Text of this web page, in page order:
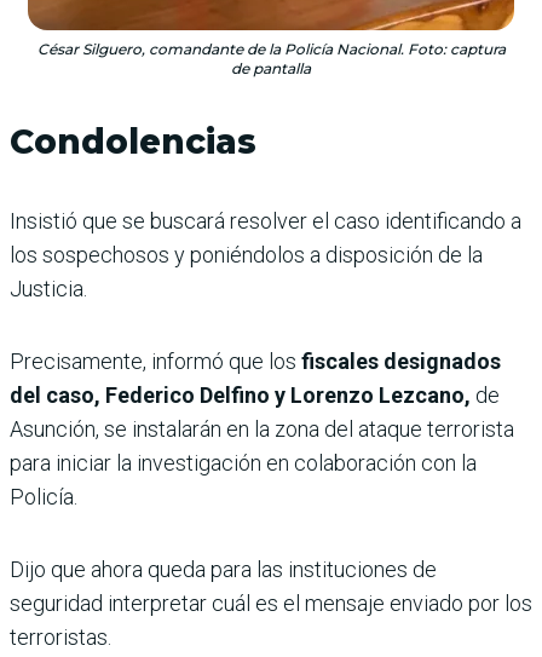
César Silguero, comandante de la Policía Nacional. Foto: captura
de pantalla
Condolencias
Insistió que se buscará resolver el caso identificando a
los sospechosos y poniéndolos a disposición de la
Justicia.
Precisamente, informó que los fiscales designados
del caso, Federico Delfino y Lorenzo Lezcano, de
Asunción, se instalarán en la zona del ataque terrorista
para iniciar la investigación en colaboración con la
Policía.
Dijo que ahora queda para las instituciones de
seguridad interpretar cuál es el mensaje enviado por los
terroristas.